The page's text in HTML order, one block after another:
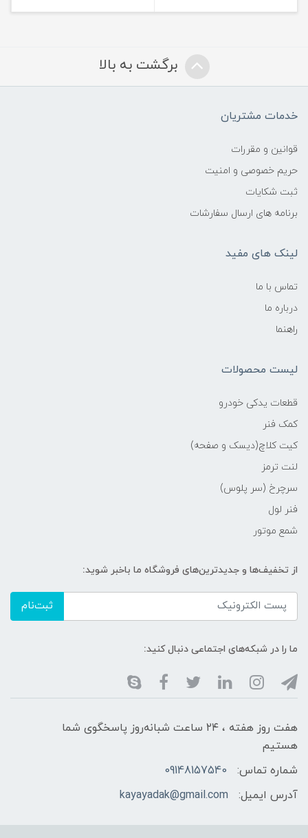
برگشت به بالا
خدمات مشتریان
قوانین و مقررات
حریم خصوصی و امنیت
ثبت شکایات
برنامه های ارسال سفارشات
لینک های مفید
تماس با ما
درباره ما
راهنما
لیست محصولات
قطعات یدکی خودرو
کمک فنر
کیت کلاچ(دیسک و صفحه)
لنت ترمز
سرچرخ (سر پلوس)
فنر لول
شمع موتور
از تخفیف‌ها و جدیدترین‌های فروشگاه ما باخبر شوید:
ثبت‌نام
ما را در شبکه‌های اجتماعی دنبال کنید:
هفت روز هفته ، ۲۴ ساعت شبانه‌روز پاسخگوی شما
هستیم
شماره تماس:
09148157540
آدرس ایمیل:
kayayadak@gmail.com